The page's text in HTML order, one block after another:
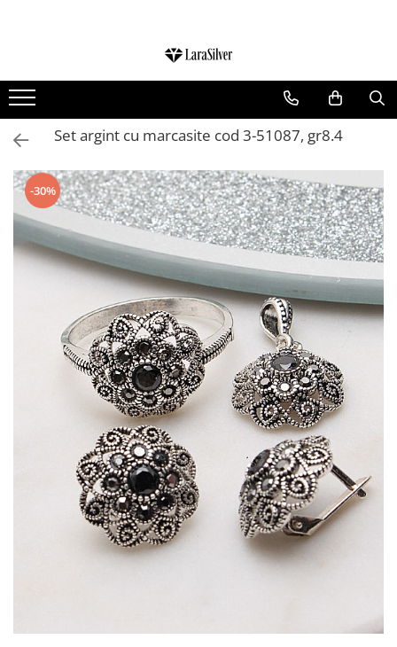
CERCEI ARGINT
BRATARI ARGINT
COLIERE ARGINT
LANTISOARE ARGINT
CRUCIULITE SI ICONITE ARGINT
PANDANTIVE ARGINT
BROSE ARGINT
VERIGHETE ARGINT
BIJUTERII ARGINT PENTRU COPII
BIJUTERII ARGINT PENTRU BARBATI
INELE ARGINT
marime reglabila
marimea 49
marimea 50
marimea 51
Set argint cu marcasite cod 3-51087, gr8.4
-30%